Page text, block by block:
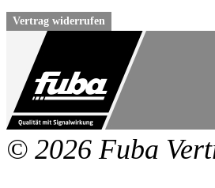
Vertrag widerrufen
© 2026 Fuba